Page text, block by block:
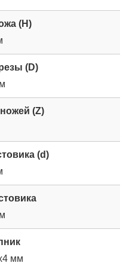
(H)
(D)
(Z)
(d)
мм